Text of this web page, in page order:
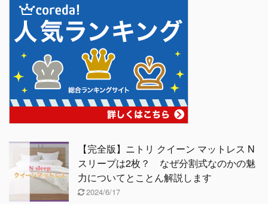
【完全版】ニトリ クイーン マットレス N
スリープは2枚？ なぜ分割式なのかの魅
力についてとことん解説します
2024/6/17